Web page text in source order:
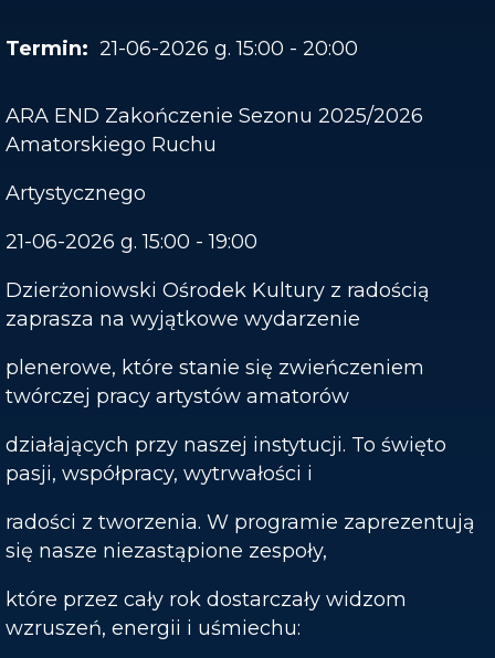
21-06-2026 g. 15:00 - 20:00
ARA END Zakończenie Sezonu 2025/2026
Amatorskiego Ruchu
Artystycznego
21-06-2026 g. 15:00 - 19:00
Dzierżoniowski Ośrodek Kultury z radością
zaprasza na wyjątkowe wydarzenie
plenerowe, które stanie się zwieńczeniem
twórczej pracy artystów amatorów
działających przy naszej instytucji. To święto
pasji, współpracy, wytrwałości i
radości z tworzenia. W programie zaprezentują
się nasze niezastąpione zespoły,
które przez cały rok dostarczały widzom
wzruszeń, energii i uśmiechu: